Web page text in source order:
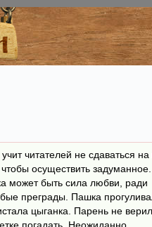
читателей не сдаваться на
осуществить задуманное.
может быть сила любви, ради
преграды. Пашка
цыганка. Парень не верил